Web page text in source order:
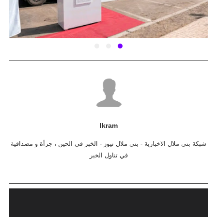
Ikram
شبكة بني ملال الاخبارية - بني ملال نيوز - الخبر في الحين ، جرأة و مصداقية
في تناول الخبر